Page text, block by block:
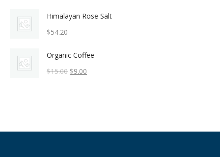
Himalayan Rose Salt
$54.20
Organic Coffee
$15.00 El
$9.00